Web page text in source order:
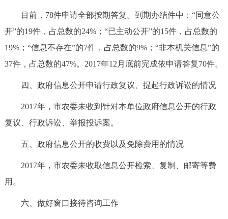
目前，78件申请全部按期答复。到期办结件中：“同意公
开”的19件，占总数的24%；“已主动公开”的15件，占总数的
19%；“信息不存在”的7件，占总数的9%；“非本机关信息”的
37件，占总数的47%。2017年12月底前完成依申请答复70件。
四、政府信息公开申请行政复议、提起行政诉讼的情况
2017年，市农委未收到针对本单位政府信息公开的行政
复议、行政诉讼、举报投诉案。
五、政府信息公开的收费以及免除费用的情况
2017年，市农委未收取信息公开检索、复制、邮寄等费
用。
六、做好窗口接待咨询工作